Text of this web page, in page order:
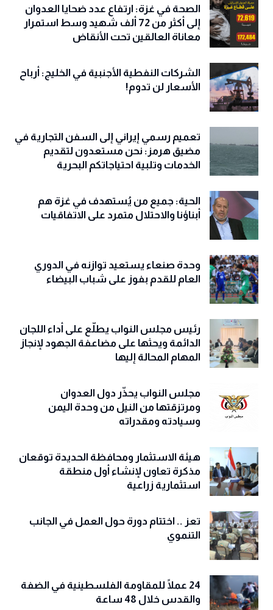
الصحة في غزة: ارتفاع عدد ضحايا العدوان
إلى أكثر من 72 ألف شهيد وسط استمرار
معاناة العالقين تحت الأنقاض
الشركات النفطية الأجنبية في الخليج: أرباح
الأسعار لن تدوم!
تعميم رسمي إيراني إلى السفن التجارية في
مضيق هرمز: نحن مستعدون لتقديم
الخدمات وتلبية احتياجاتكم البحرية
الحية: جميع من يُستهدف في غزة هم
أبناؤنا والاحتلال متمرد على الاتفاقيات
وحدة صنعاء يستعيد توازنه في الدوري
العام للقدم بفوز على شباب البيضاء
رئيس مجلس النواب يطلّع على أداء اللجان
الدائمة ويحثها على مضاعفة الجهود لإنجاز
المهام المحالة إليها
مجلس النواب يحذّّر دول العدوان
ومرتزقتها من النيل من وحدة اليمن
وسيادته ومقدراته
هيئة الاستثمار ومحافظة الحديدة توقعان
مذكرة تعاون لإنشاء أول منطقة
استثمارية زراعية
تعز .. اختتام دورة حول العمل في الجانب
التنموي
24 عملًا للمقاومة الفلسطينية في الضفة
والقدس خلال 48 ساعة